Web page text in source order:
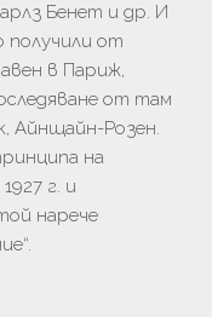
Бенет и др. И
получили от
в Париж,
от там
Айнщайн-Розен.
на
г. и
нарече